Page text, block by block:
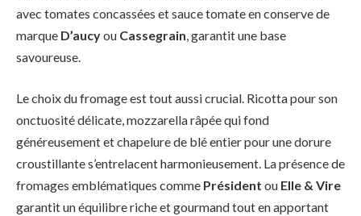
avec tomates concassées et sauce tomate en conserve de
marque D’aucyou Cassegrain, garantit une base
savoureuse.
Le choix du fromage est tout aussi crucial. Ricotta pour son
onctuosité délicate, mozzarella râpée qui fond
généreusement et chapelure de blé entier pour une dorure
croustillante s’entrelacent harmonieusement. La présence de
fromages emblématiques comme Président ou Elle & Vire
garantit un équilibre riche et gourmand tout en apportant